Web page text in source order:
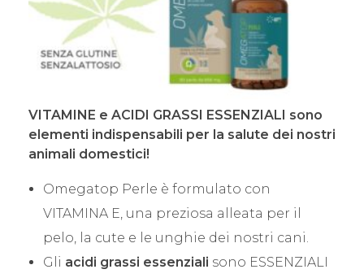
VITAMINE e ACIDI GRASSI ESSENZIALI sono
elementi indispensabili per la salute dei nostri
animali domestici!
Omegatop Perle è formulato con
VITAMINA E, una preziosa alleata per il
pelo, la cute e le unghie dei nostri cani.
Gli acidi grassi essenziali sono ESSENZIALI